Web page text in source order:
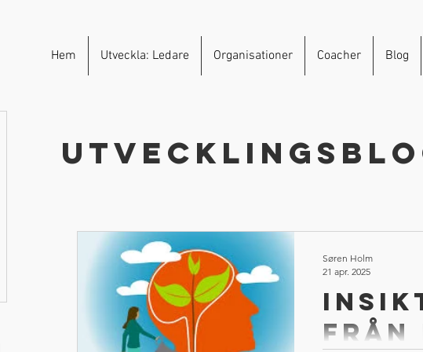
Hem Utveckla: Ledare Organisationer Coacher Blog
från
Søren Holm
21 apr. 2025